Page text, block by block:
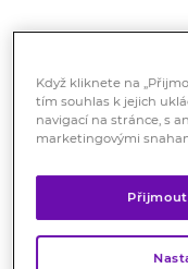
Kosmetika
Zklidňuje, osvěžuje
Když kliknete na
tím souhlas k jejich
navigací na stránce, s
marketingovými